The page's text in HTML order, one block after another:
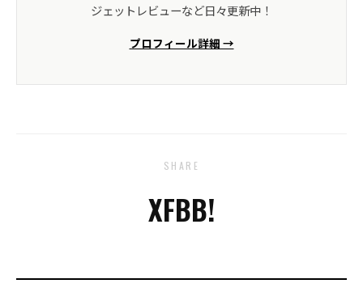
ジェットレビューなど日々更新中！
プロフィール詳細 →
SHARE
XFBB!